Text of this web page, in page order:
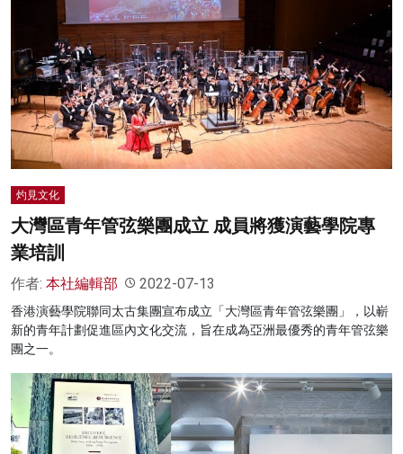
灼見文化
大灣區青年管弦樂團成立 成員將獲演藝學院專
業培訓
作者: 本社編輯部 2022-07-13
香港演藝學院聯同太古集團宣布成立「大灣區青年管弦樂團」，以嶄
新的青年計劃促進區內文化交流，旨在成為亞洲最優秀的青年管弦樂
團之一。